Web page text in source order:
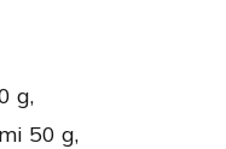
g,
50 g,